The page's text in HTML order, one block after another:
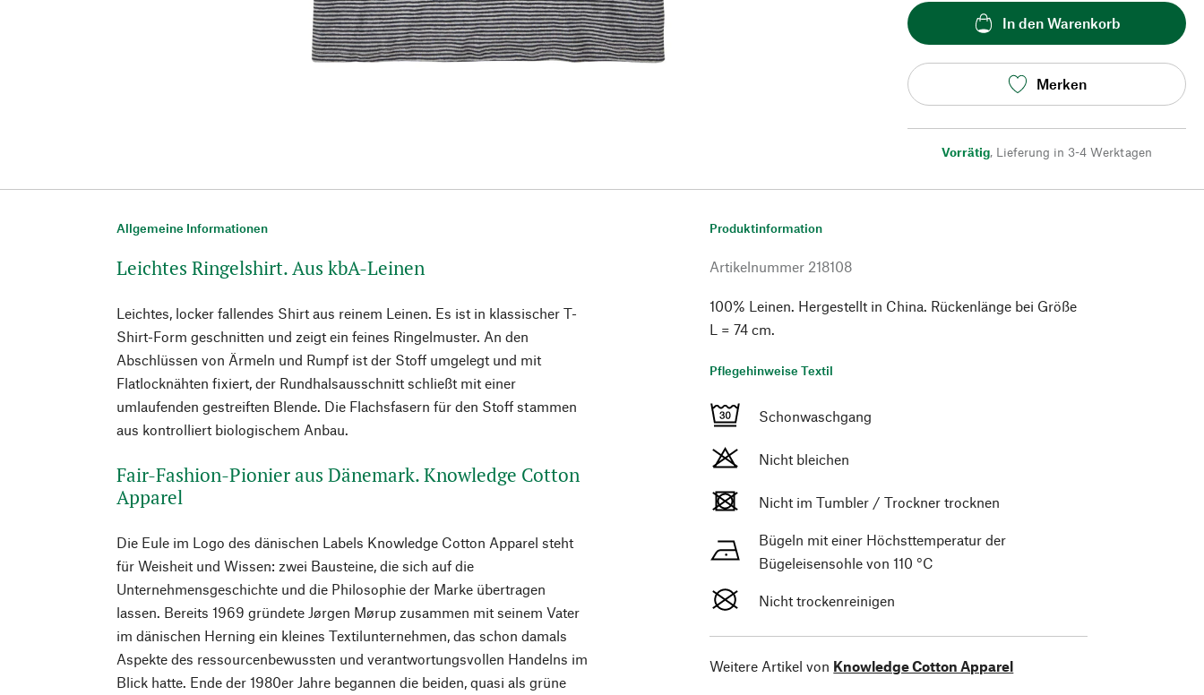
In den Warenkorb
Merken
Vorrätig, Lieferung in 3-4 Werktagen
Allgemeine Informationen
Leichtes Ringelshirt. Aus kbA-Leinen
Leichtes, locker fallendes Shirt aus reinem Leinen. Es ist in klassischer T-
Shirt-Form geschnitten und zeigt ein feines Ringelmuster. An den
Abschlüssen von Ärmeln und Rumpf ist der Stoff umgelegt und mit
Flatlocknähten fixiert, der Rundhalsausschnitt schließt mit einer
umlaufenden gestreiften Blende. Die Flachsfasern für den Stoff stammen
aus kontrolliert biologischem Anbau.
Fair-Fashion-Pionier aus Dänemark. Knowledge Cotton
Apparel
Die Eule im Logo des dänischen Labels Knowledge Cotton Apparel steht
für Weisheit und Wissen: zwei Bausteine, die sich auf die
Unternehmensgeschichte und die Philosophie der Marke übertragen
lassen. Bereits 1969 gründete Jørgen Mørup zusammen mit seinem Vater
im dänischen Herning ein kleines Textilunternehmen, das schon damals
Aspekte des ressourcenbewussten und verantwortungsvollen Handelns im
Blick hatte. Ende der 1980er Jahre begannen die beiden, quasi als grüne
Produktinformation
Artikelnummer 218108
100% Leinen. Hergestellt in China. Rückenlänge bei Größe
L = 74 cm.
Pflegehinweise Textil
Schonwaschgang
Nicht bleichen
Nicht im Tumbler / Trockner trocknen
Bügeln mit einer Höchsttemperatur der
Bügeleisensohle von 110 °C
Nicht trockenreinigen
Weitere Artikel von Knowledge Cotton Apparel